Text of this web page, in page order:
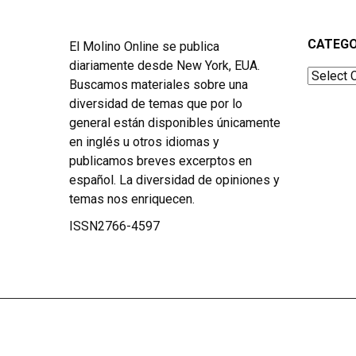
El Molino Online se publica
diariamente desde New York, EUA.
Buscamos materiales sobre una
diversidad de temas que por lo
general están disponibles únicamente
en inglés u otros idiomas y
publicamos breves excerptos en
español. La diversidad de opiniones y
temas nos enriquecen.
ISSN2766-4597